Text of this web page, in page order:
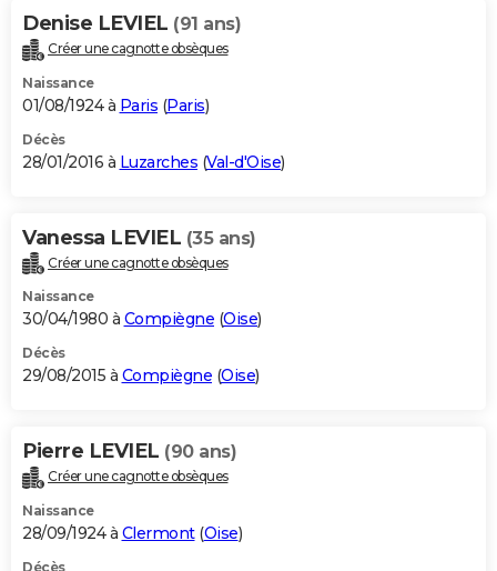
Denise LEVIEL (91 ans)
Créer une cagnotte obsèques
Naissance
01/08/1924 à Paris (Paris)
Décès
28/01/2016 à Luzarches (Val-d'Oise)
Vanessa LEVIEL (35 ans)
Créer une cagnotte obsèques
Naissance
30/04/1980 à Compiègne (Oise)
Décès
29/08/2015 à Compiègne (Oise)
Pierre LEVIEL (90 ans)
Créer une cagnotte obsèques
Naissance
28/09/1924 à Clermont(Oise)
Décès